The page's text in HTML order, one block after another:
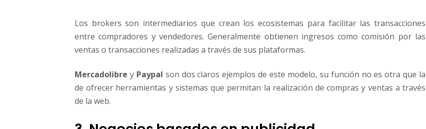
Los brokers son intermediarios que crean los ecosistemas para facilitar las transacciones
entre compradores y vendedores. Generalmente obtienen ingresos como comisión por las
ventas o transacciones realizadas a través de sus plataformas.
Mercadolibre y Paypal son dos claros ejemplos de este modelo, su función no es otra que la
de ofrecer herramientas y sistemas que permitan la realización de compras y ventas a través
de la web.